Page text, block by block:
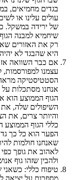
בגדים מחמיאים,
עולים עלינו או
של ירידה במשקל.
שיחמיא למבנה
רק את האזורים
היא שהבגד לא
אם כבר השוואה אז
עצמנו למפורסמות,
אנחנו מסתכלות על
הגוף הממוצע הוא
השיפולים שלה,
והיותר צרים, את
כללי הגוף
הפער הוא כל כך
שאנחנו חולמות
לאהוב את גופך
ולהבין שזהו גוף
טיפוח כללי:
מספרות על יציאה